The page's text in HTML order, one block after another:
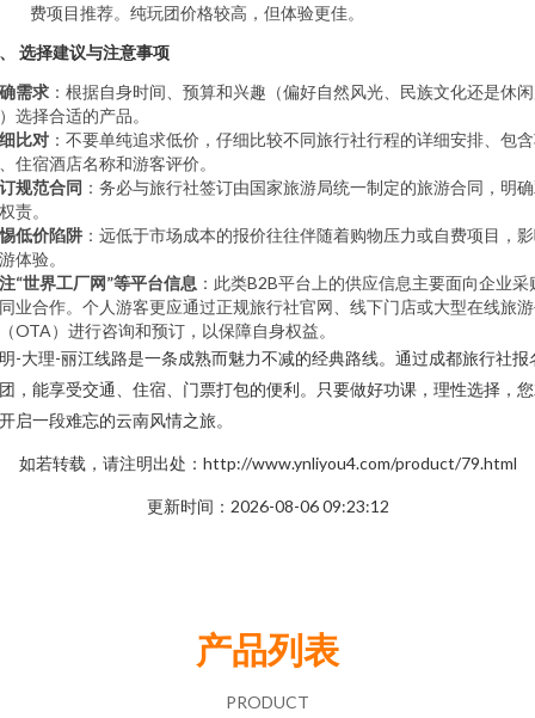
费项目推荐。纯玩团价格较高，但体验更佳。
选择建议与注意事项
需求 ：根据自身时间、预算和兴趣（偏好自然风光、民族文化还是休
选择合适的产品。
比对 ：不要单纯追求低价，仔细比较不同旅行社行程的详细安排、包
住宿酒店名称和游客评价。
规范合同 ：务必与旅行社签订由国家旅游局统一制定的旅游合同，明
责。
低价陷阱 ：远低于市场成本的报价往往伴随着购物压力或自费项目，
体验。
“世界工厂网”等平台信息 ：此类B2B平台上的供应信息主要面向企业采
业合作。个人游客更应通过正规旅行社官网、线下门店或大型在线旅
OTA）进行咨询和预订，以保障自身权益。
-大理-丽江线路是一条成熟而魅力不减的经典路线。通过成都旅行社报
，能享受交通、住宿、门票打包的便利。只要做好功课，理性选择，
启一段难忘的云南风情之旅。
如若转载，请注明出处：http://www.ynliyou4.com/product/79.html
更新时间：2026-08-06 09:23:12
产品列表
PRODUCT